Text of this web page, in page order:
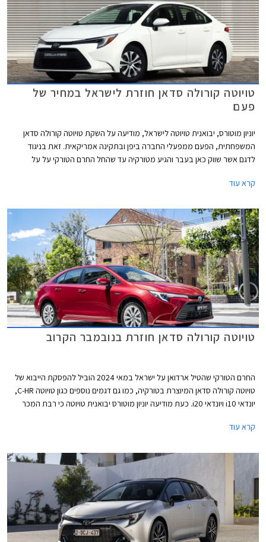
טויוטה קורולה סדאן חוזרת לישראל במחיר של
פעם
יוניון מוטורס, יבואנית טויוטה לישראל, מודיעה על השקת טויוטה קורולה סדאן
המשפחתית, הפעם ממפעלי החברה ביפן ובתקינה אמריקאית. זאת בניגוד
לדגם אשר שווק כאן בעבר והגיע מטורקיה עד שהחל החרם הטורקי על על
₪ - זול ביחס למתחרות הישירות יונדאי אלנטרה וסקודה אוקטביה. פנקס
קרא עוד
טויוטה קורולה סדאן חוזרת בנובמבר הקרוב
החרם הטורקי שהטיל ארדואן על ישראל במאי 2024 הוביל להפסקת הייבוא של
טויוטה קורולה סדאן המיוצרת בטורקיה, כמו גם דגמים נוספים כגון טויוטה C-HR,
יונדאי i10 ויונדאי i20. כעת מודיעה יוניון מוטורס יבואנית טויוטה כי רבת המכר
ביפן ובתקינה אמריקאית.
קרא עוד